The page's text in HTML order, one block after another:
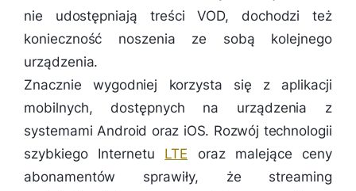
nie udostępniają treści VOD, dochodzi też
konieczność noszenia ze sobą kolejnego
urządzenia.
Znacznie wygodniej korzysta się z aplikacji
mobilnych, dostępnych na urządzenia z
systemami Android oraz iOS. Rozwój technologii
szybkiego Internetu LTE oraz malejące ceny
abonamentów sprawiły, że streaming